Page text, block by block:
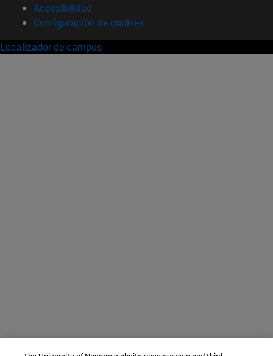
Accesibilidad
Configuración de cookies
Localizador de campus